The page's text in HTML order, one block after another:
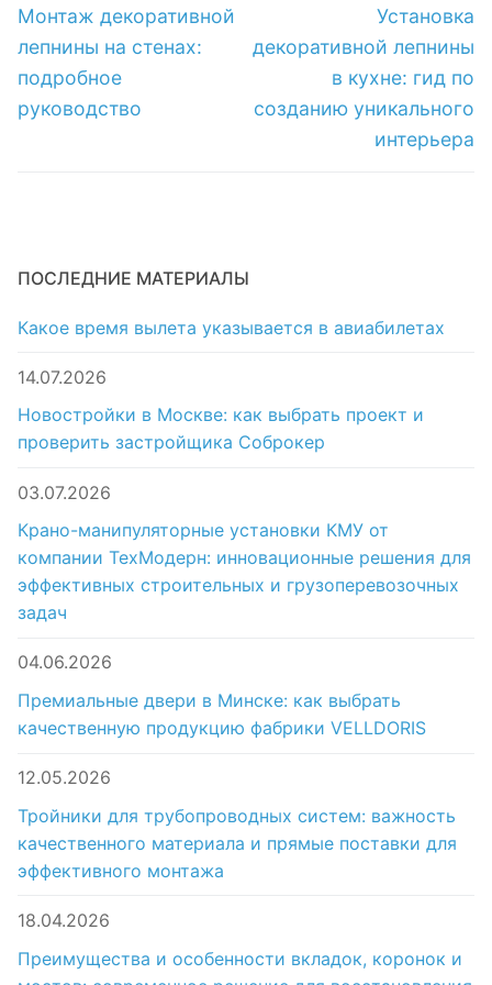
по
записям
Предыдущая
запись:
Монтаж декоративной
лепнины на стенах:
подробное
руководство
Следующая
запись:
Установка
декоративной лепнины
в кухне: гид по
созданию уникального
интерьера
ПОСЛЕДНИЕ МАТЕРИАЛЫ
Какое время вылета указывается в авиабилетах
14.07.2026
Новостройки в Москве: как выбрать проект и
проверить застройщика Соброкер
03.07.2026
Крано-манипуляторные установки КМУ от
компании ТехМодерн: инновационные решения для
эффективных строительных и грузоперевозочных
задач
04.06.2026
Премиальные двери в Минске: как выбрать
качественную продукцию фабрики VELLDORIS
12.05.2026
Тройники для трубопроводных систем: важность
качественного материала и прямые поставки для
эффективного монтажа
18.04.2026
Преимущества и особенности вкладок, коронок и